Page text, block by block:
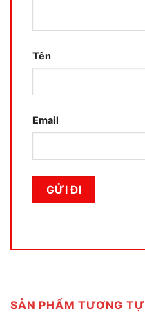
Tên
Email
SẢN PHẨM TƯƠNG TỰ